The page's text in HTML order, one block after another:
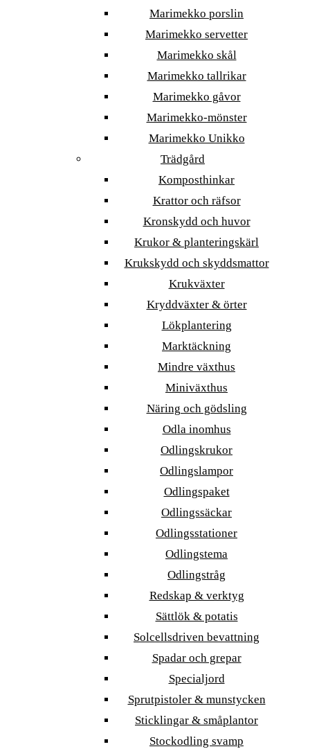
Marimekko porslin
Marimekko servetter
Marimekko skål
Marimekko tallrikar
Marimekko gåvor
Marimekko-mönster
Marimekko Unikko
Trädgård
Komposthinkar
Krattor och räfsor
Kronskydd och huvor
Krukor & planteringskärl
Krukskydd och skyddsmattor
Krukväxter
Kryddväxter & örter
Lökplantering
Marktäckning
Mindre växthus
Miniväxthus
Näring och gödsling
Odla inomhus
Odlingskrukor
Odlingslampor
Odlingspaket
Odlingssäckar
Odlingsstationer
Odlingstema
Odlingstråg
Redskap & verktyg
Sättlök & potatis
Solcellsdriven bevattning
Spadar och grepar
Specialjord
Sprutpistoler & munstycken
Sticklingar & småplantor
Stockodling svamp